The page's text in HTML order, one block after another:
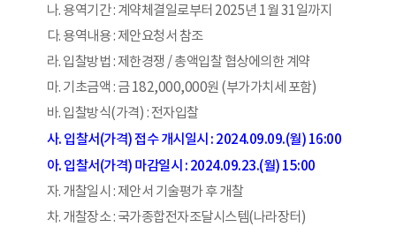
나. 용역기간 : 계약체결일로부터 2025년 1월 31일까지
다. 용역내용 : 제안요청서 참조
라. 입찰방법 : 제한경쟁 / 총액입찰 협상에의한 계약
마. 기초금액 : 금 182,000,000원 (부가가치세 포함)
바. 입찰방식(가격) : 전자입찰
사. 입찰서(가격) 접수 개시일시 : 2024.09.09.(월) 16:00
아. 입찰서(가격) 마감일시 : 2024.09.23.(월) 15:00
자. 개찰일시 : 제안서 기술평가 후 개찰
차. 개찰장소 : 국가종합전자조달시스템(나라장터)